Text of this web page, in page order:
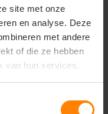
site met onze
en analyse. Deze
met andere
of die ze hebben
van hun services.